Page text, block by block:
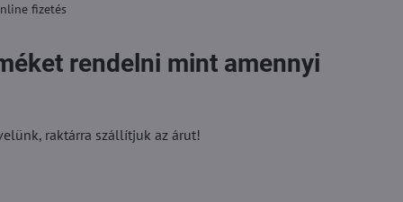
fizetés
rendelni mint amennyi
raktárra szállítjuk az árut!